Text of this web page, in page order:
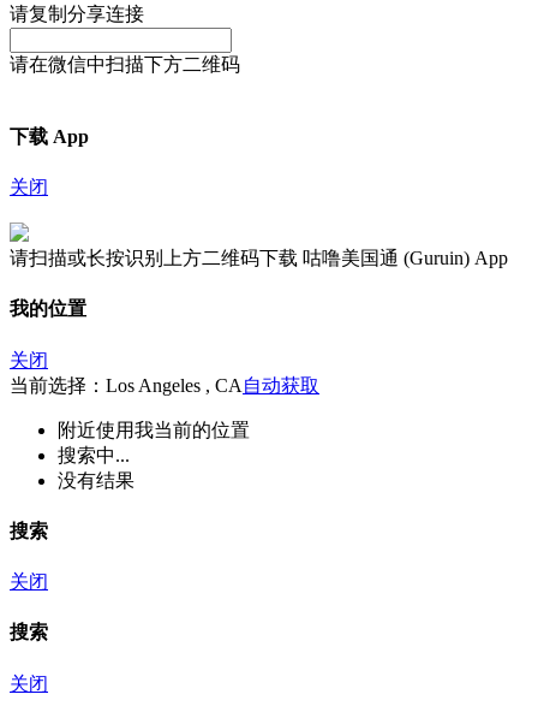
请复制分享连接
请在微信中扫描下方二维码
下载 App
关闭
请扫描或长按识别上方二维码下载 咕噜美国通 (Guruin) App
我的位置
关闭
当前选择：Los Angeles , CA 自动获取
附近使用我当前的位置
搜索中...
没有结果
搜索
关闭
搜索
关闭